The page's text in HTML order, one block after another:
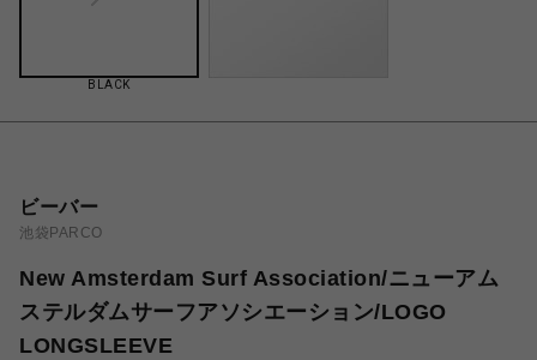
BLACK
ビーバー
池袋PARCO
New Amsterdam Surf Association/ニューアム
ステルダムサーフアソシエーション/LOGO
LONGSLEEVE